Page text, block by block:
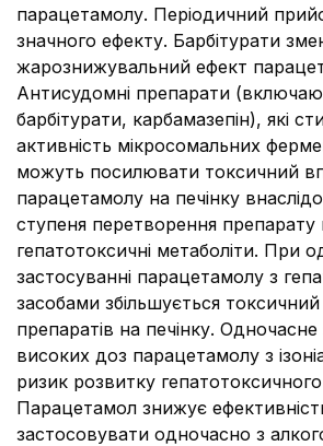
парацетамолу. Періодичний
значного ефекту. Барбітурати
жарознижувальний ефект
Антисудомні препарати
барбітурати, карбамазепін), які
активність мікросомальних
можуть посилювати токсичний
парацетамолу на печінку
ступеня перетворення препарату
гепатотоксичні метаболіти. При
застосуванні парацетамолу з
засобами збільшується
препаратів на печінку.
високих доз парацетамолу з
ризик розвитку
Парацетамол знижує
застосовувати одночасно з